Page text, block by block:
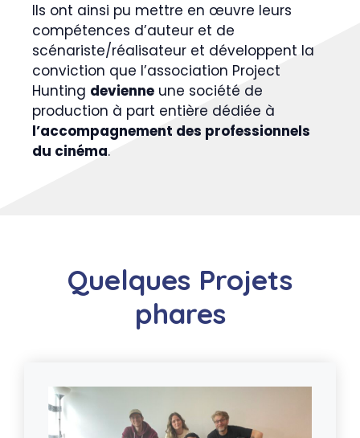
Ils ont ainsi pu mettre en œuvre leurs
compétences d’auteur et de
scénariste/réalisateur et développent la
conviction que l’association Project
Hunting devienne une société de
production à part entière dédiée à
l’accompagnement des professionnels
du cinéma.
Quelques Projets
phares